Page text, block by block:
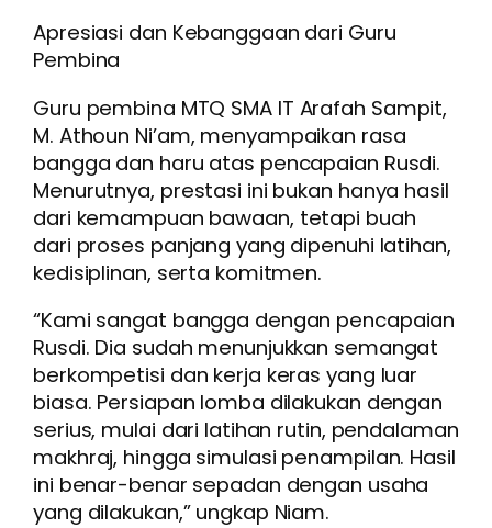
Apresiasi dan Kebanggaan dari Guru
Pembina
Guru pembina MTQ SMA IT Arafah Sampit,
M. Athoun Ni’am, menyampaikan rasa
bangga dan haru atas pencapaian Rusdi.
Menurutnya, prestasi ini bukan hanya hasil
dari kemampuan bawaan, tetapi buah
dari proses panjang yang dipenuhi latihan,
kedisiplinan, serta komitmen.
“Kami sangat bangga dengan pencapaian
Rusdi. Dia sudah menunjukkan semangat
berkompetisi dan kerja keras yang luar
biasa. Persiapan lomba dilakukan dengan
serius, mulai dari latihan rutin, pendalaman
makhraj, hingga simulasi penampilan. Hasil
ini benar-benar sepadan dengan usaha
yang dilakukan,” ungkap Niam.